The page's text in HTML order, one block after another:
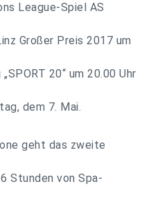
League-Spiel AS
Großer Preis 2017 um
20“ um 20.00 Uhr
dem 7. Mai.
geht das zweite
Stunden von Spa-